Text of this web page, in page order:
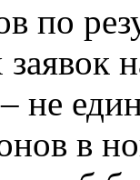
по
не
в